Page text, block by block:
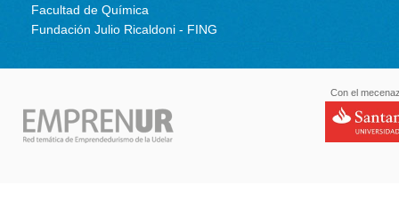
Facultad de Química
Fundación Julio Ricaldoni - FING
Con el